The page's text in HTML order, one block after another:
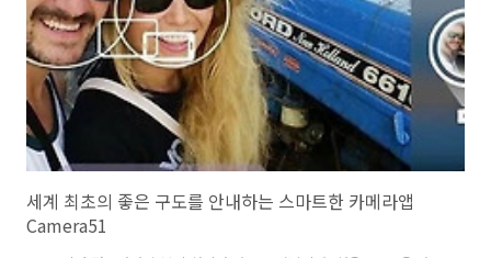
은 연출 사진도 사진, 기록 사진도 사진이라고 둘 다 인정해주고 있습니
다. 연출 사진..
세계 최초의 좋은 구도를 안내하는 스마트한 카메라앱
Camera51